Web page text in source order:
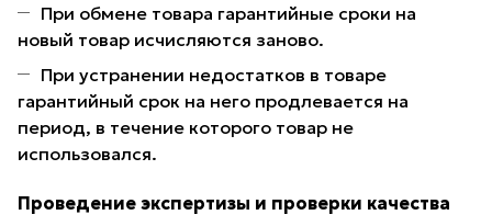
При обмене товара гарантийные сроки на
новый товар исчисляются заново.
При устранении недостатков в товаре
гарантийный срок на него продлевается на
период, в течение которого товар не
использовался.
Проведение экспертизы и проверки качества